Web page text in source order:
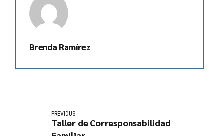
Brenda Ramírez
PREVIOUS
Taller de Corresponsabilidad